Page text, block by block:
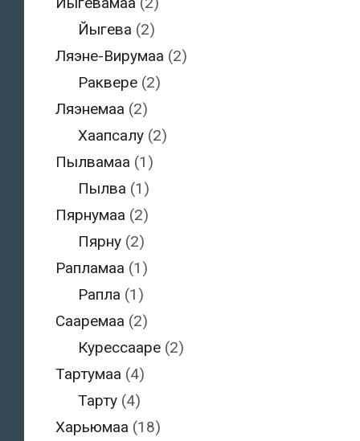
Йыгева (2)
Ляэне-Вирумаа (2)
Раквере (2)
Ляэнемаа (2)
Хаапсалу (2)
Пылвамаа (1)
Пылва (1)
Пярнумаа (2)
Пярну (2)
Рапламаа (1)
Рапла (1)
Сааремаа (2)
Курессааре (2)
Тартумаа (4)
Тарту (4)
Харьюмаа (18)